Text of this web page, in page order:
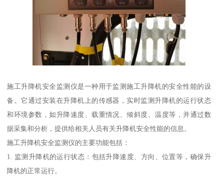
施工升降机安全监测仪是一种用于监测施工升降机的安全性能的设
备。它通过安装在升降机上的传感器，实时监测升降机的运行状态
和环境参数，如升降速度、载重情况、倾斜度、温度等，并通过数
据采集和分析，提供给相关人员有关升降机安全性能的信息。
施工升降机安全监测仪的主要功能包括：
1. 监测升降机的运行状态：包括升降速度、方向、位置等，确保升
降机的正常运行。